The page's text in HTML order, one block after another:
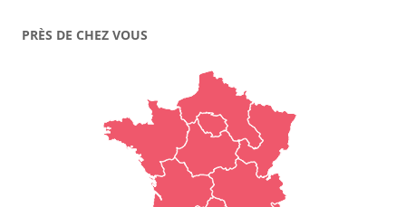
PRÈS DE CHEZ VOUS